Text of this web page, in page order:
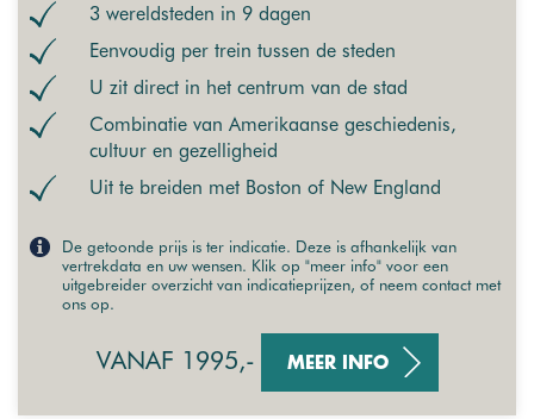
3 wereldsteden in 9 dagen
Eenvoudig per trein tussen de steden
U zit direct in het centrum van de stad
Combinatie van Amerikaanse geschiedenis,
cultuur en gezelligheid
Uit te breiden met Boston of New England
De getoonde prijs is ter indicatie. Deze is afhankelijk van
vertrekdata en uw wensen. Klik op "meer info" voor een
uitgebreider overzicht van indicatieprijzen, of neem contact met
ons op.
VANAF 1995,- MEER INFO